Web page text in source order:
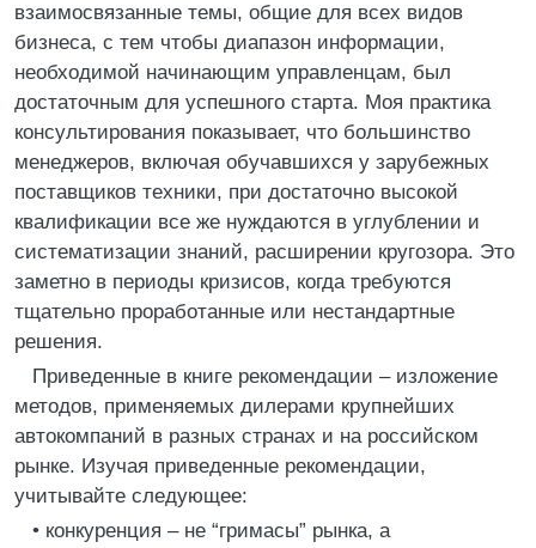
взаимосвязанные темы, общие для всех видов
бизнеса, с тем чтобы диапазон информации,
необходимой начинающим управленцам, был
достаточным для успешного старта. Моя практика
консультирования показывает, что большинство
менеджеров, включая обучавшихся у зарубежных
поставщиков техники, при достаточно высокой
квалификации все же нуждаются в углублении и
систематизации знаний, расширении кругозора. Это
заметно в периоды кризисов, когда требуются
тщательно проработанные или нестандартные
решения.
Приведенные в книге рекомендации – изложение
методов, применяемых дилерами крупнейших
автокомпаний в разных странах и на российском
рынке. Изучая приведенные рекомендации,
учитывайте следующее:
• конкуренция – не “гримасы” рынка, а